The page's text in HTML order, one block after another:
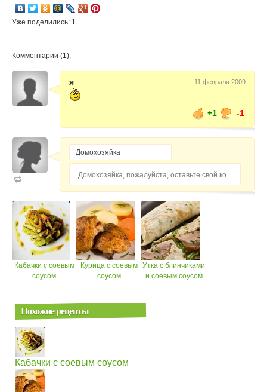
Уже поделились: 1
Комментарии (1):
я 11 февраля 2009
+1 -1
Домохозяйка, пожалуйста, оставьте свой комментарий...
Кабачки с соевым
соусом
Курица с соевым
соусом
Утка с блинчиками
и соевым соусом
Похожие рецепты
Кабачки с соевым соусом